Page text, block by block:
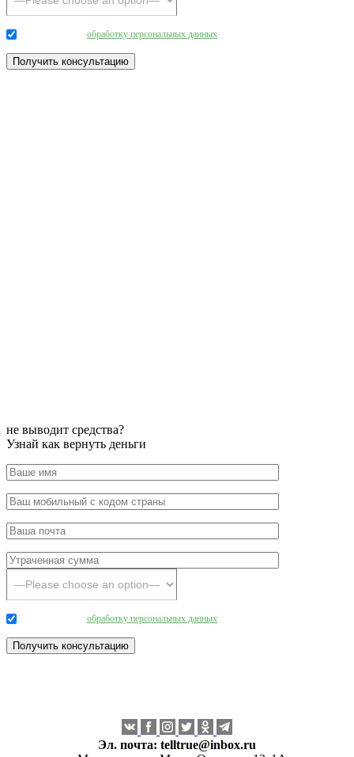
обработку персональных данных
не выводит средства?
Узнай как вернуть деньги
обработку персональных данных
Эл. почта: telltrue@inbox.ru